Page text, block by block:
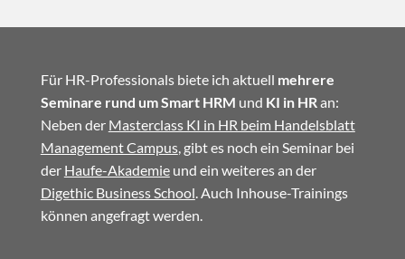
Für HR-Professionals biete ich aktuell mehrere
Seminare rund um Smart HRM und KI in HR an:
Neben der Masterclass KI in HR beim Handelsblatt
Management Campus, gibt es noch ein Seminar bei
der Haufe-Akademieund ein weiteres an der
Digethic Business School . Auch Inhouse-Trainings
können angefragt werden.